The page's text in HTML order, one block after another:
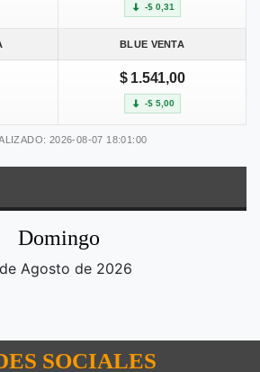
-$ 0,31
BLUE VENTA
$ 1.541,00
-$ 5,00
2026-08-07 18:01:00
Domingo
Agosto de 2026
SOCIALES